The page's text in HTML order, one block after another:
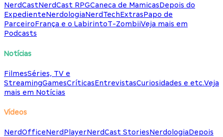
NerdCastNerdCast RPGCaneca de MamicasDepois do
ExpedienteNerdologiaNerdTechExtrasPapo de
ParceiroFrança e o LabirintoT-ZombiiVeja mais em
Podcasts
Notícias
FilmesSéries, TV e
StreamingGamesCríticasEntrevistasCuriosidades e etc.Veja
mais em Notícias
Vídeos
NerdOfficeNerdPlayerNerdCast StoriesNerdologiaDepois